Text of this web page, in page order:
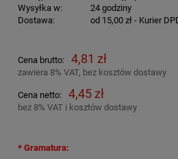
Wysyłka w:
24 godziny
Dostawa:
od 15,00 zł - Kurier
Cena nie zawiera ewentualnych
Cena brutto: 4,81 zł
zawiera 8% VAT, bez kosztów dostawy
Cena netto: 4,45 zł
bez 8% VAT i kosztów dostawy
* Gramatura: